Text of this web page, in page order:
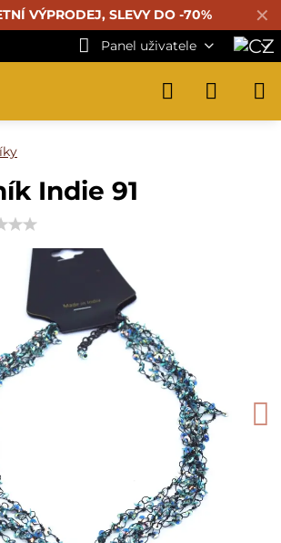
✕
VÝPRODEJ, SLEVY DO -70%
Panel uživatele
Indie 91